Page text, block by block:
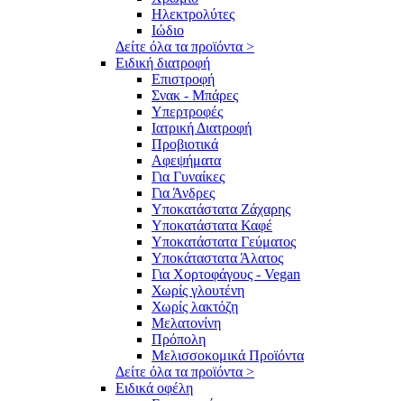
Ηλεκτρολύτες
Ιώδιο
Δείτε όλα τα προϊόντα >
Ειδική διατροφή
Επιστροφή
Σνακ - Μπάρες
Υπερτροφές
Ιατρική Διατροφή
Προβιοτικά
Αφεψήματα
Για Γυναίκες
Για Άνδρες
Υποκατάστατα Ζάχαρης
Υποκατάστατα Καφέ
Υποκατάστατα Γεύματος
Υποκάταστατα Άλατος
Για Χορτοφάγους - Vegan
Χωρίς γλουτένη
Χωρίς λακτόζη
Μελατονίνη
Πρόπολη
Μελισσοκομικά Προϊόντα
Δείτε όλα τα προϊόντα >
Ειδικά οφέλη